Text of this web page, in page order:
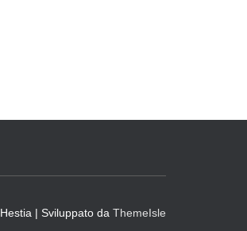
Hestia | Sviluppato da ThemeIsle